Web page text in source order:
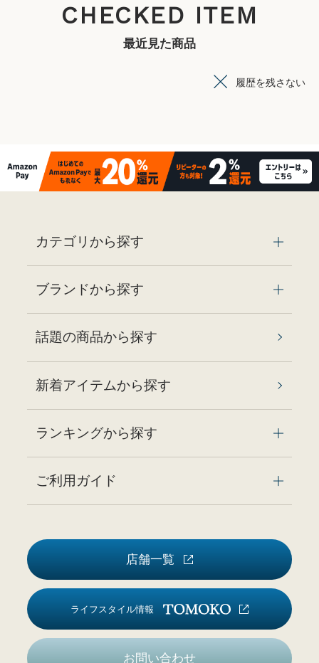
CHECKED ITEM
最近見た商品
履歴を残さない
カテゴリから探す
ブランドから探す
話題の商品から探す
新着アイテムから探す
ランキングから探す
ご利用ガイド
店舗一覧
ライフスタイル情報
お問い合わせ